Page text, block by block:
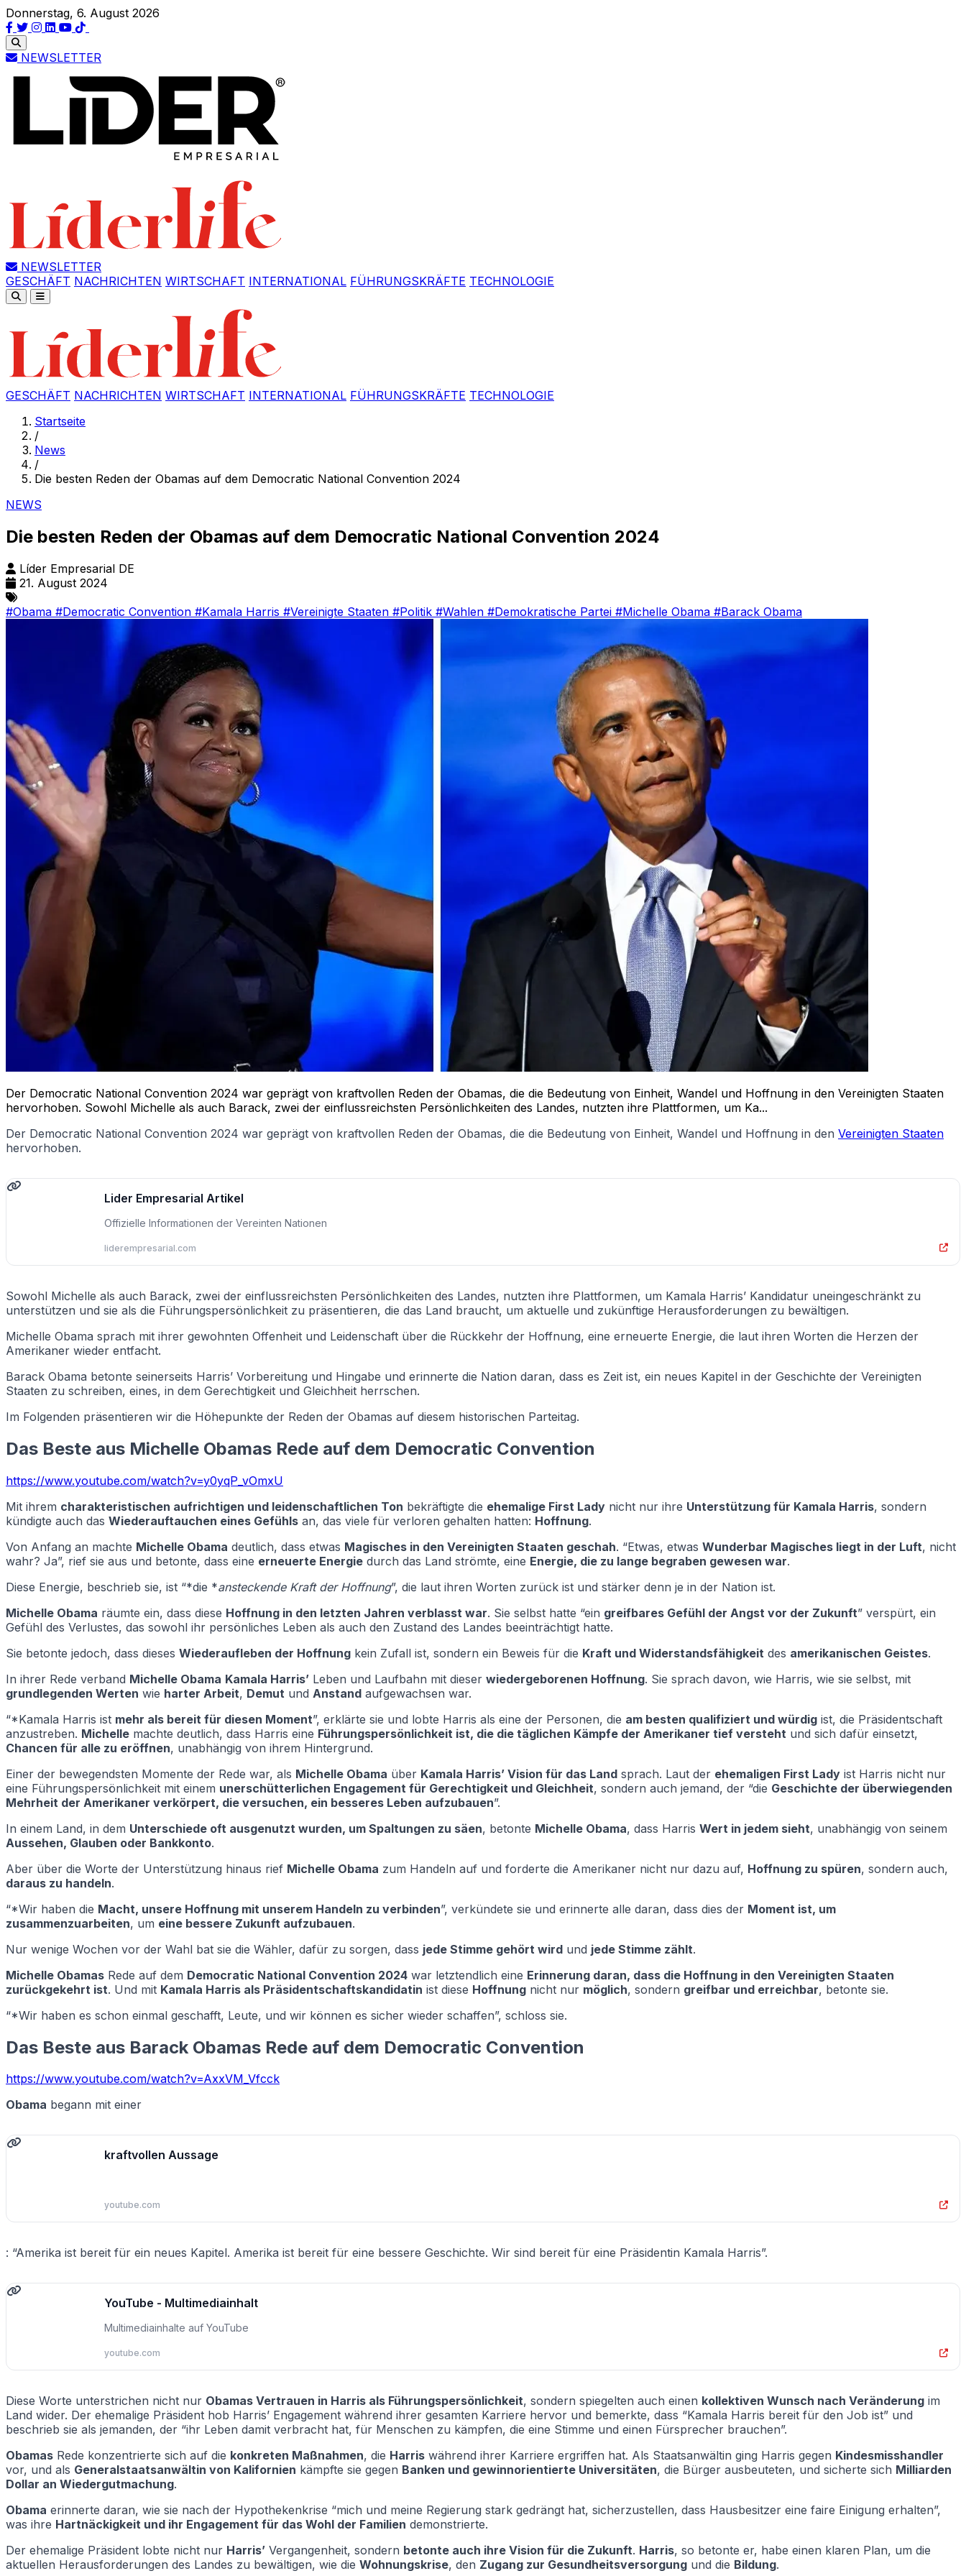
Donnerstag, 6. August 2026
NEWSLETTER
NEWSLETTER
GESCHÄFT NACHRICHTEN WIRTSCHAFT INTERNATIONAL FÜHRUNGSKRÄFTE TECHNOLOGIE
GESCHÄFT NACHRICHTEN WIRTSCHAFT INTERNATIONAL FÜHRUNGSKRÄFTE TECHNOLOGIE
Startseite
/
News
/
Die besten Reden der Obamas auf dem Democratic National Convention 2024
NEWS
Die besten Reden der Obamas auf dem Democratic National Convention 2024
Líder Empresarial DE
21. August 2024
#Obama #Democratic Convention #Kamala Harris #Vereinigte Staaten #Politik #Wahlen #Demokratische Partei #Michelle Obama #Barack Obama
Der Democratic National Convention 2024 war geprägt von kraftvollen Reden der Obamas, die die Bedeutung von Einheit, Wandel und Hoffnung in den Vereinigten Staaten
hervorhoben. Sowohl Michelle als auch Barack, zwei der einflussreichsten Persönlichkeiten des Landes, nutzten ihre Plattformen, um Ka...
Der Democratic National Convention 2024 war geprägt von kraftvollen Reden der Obamas, die die Bedeutung von Einheit, Wandel und Hoffnung in den Vereinigten Staaten
hervorhoben.
Lider Empresarial Artikel
Offizielle Informationen der Vereinten Nationen
liderempresarial.com
Sowohl Michelle als auch Barack, zwei der einflussreichsten Persönlichkeiten des Landes, nutzten ihre Plattformen, um Kamala Harris’ Kandidatur uneingeschränkt zu
unterstützen und sie als die Führungspersönlichkeit zu präsentieren, die das Land braucht, um aktuelle und zukünftige Herausforderungen zu bewältigen.
Michelle Obama sprach mit ihrer gewohnten Offenheit und Leidenschaft über die Rückkehr der Hoffnung, eine erneuerte Energie, die laut ihren Worten die Herzen der
Amerikaner wieder entfacht.
Barack Obama betonte seinerseits Harris’ Vorbereitung und Hingabe und erinnerte die Nation daran, dass es Zeit ist, ein neues Kapitel in der Geschichte der Vereinigten
Staaten zu schreiben, eines, in dem Gerechtigkeit und Gleichheit herrschen.
Im Folgenden präsentieren wir die Höhepunkte der Reden der Obamas auf diesem historischen Parteitag.
Das Beste aus Michelle Obamas Rede auf dem Democratic Convention
https://www.youtube.com/watch?v=y0yqP_vOmxU
Mit ihrem charakteristischen aufrichtigen und leidenschaftlichen Ton bekräftigte die ehemalige First Lady nicht nur ihre Unterstützung für Kamala Harris, sondern
kündigte auch das Wiederauftauchen eines Gefühls an, das viele für verloren gehalten hatten: Hoffnung.
Von Anfang an machte Michelle Obama deutlich, dass etwas Magisches in den Vereinigten Staaten geschah. “Etwas, etwas Wunderbar Magisches liegt in der Luft, nicht
wahr? Ja”, rief sie aus und betonte, dass eine erneuerte Energie durch das Land strömte, eine Energie, die zu lange begraben gewesen war.
Diese Energie, beschrieb sie, ist “*die *ansteckende Kraft der Hoffnung”, die laut ihren Worten zurück ist und stärker denn je in der Nation ist.
Michelle Obama räumte ein, dass diese Hoffnung in den letzten Jahren verblasst war. Sie selbst hatte “ein greifbares Gefühl der Angst vor der Zukunft” verspürt, ein
Gefühl des Verlustes, das sowohl ihr persönliches Leben als auch den Zustand des Landes beeinträchtigt hatte.
Sie betonte jedoch, dass dieses Wiederaufleben der Hoffnung kein Zufall ist, sondern ein Beweis für die Kraft und Widerstandsfähigkeit des amerikanischen Geistes.
In ihrer Rede verband Michelle Obama Kamala Harris’ Leben und Laufbahn mit dieser wiedergeborenen Hoffnung. Sie sprach davon, wie Harris, wie sie selbst, mit
grundlegenden Werten wie harter Arbeit, Demut und Anstand aufgewachsen war.
“*Kamala Harris ist mehr als bereit für diesen Moment”, erklärte sie und lobte Harris als eine der Personen, die am besten qualifiziert und würdig ist, die Präsidentschaft
anzustreben. Michelle machte deutlich, dass Harris eine Führungspersönlichkeit ist, die die täglichen Kämpfe der Amerikaner tief versteht und sich dafür einsetzt,
Chancen für alle zu eröffnen, unabhängig von ihrem Hintergrund.
Einer der bewegendsten Momente der Rede war, als Michelle Obama über Kamala Harris’ Vision für das Land sprach. Laut der ehemaligen First Lady ist Harris nicht nur
eine Führungspersönlichkeit mit einem unerschütterlichen Engagement für Gerechtigkeit und Gleichheit, sondern auch jemand, der “die Geschichte der überwiegenden
Mehrheit der Amerikaner verkörpert, die versuchen, ein besseres Leben aufzubauen”.
In einem Land, in dem Unterschiede oft ausgenutzt wurden, um Spaltungen zu säen, betonte Michelle Obama, dass Harris Wert in jedem sieht, unabhängig von seinem
Aussehen, Glauben oder Bankkonto.
Aber über die Worte der Unterstützung hinaus rief Michelle Obama zum Handeln auf und forderte die Amerikaner nicht nur dazu auf, Hoffnung zu spüren, sondern auch,
daraus zu handeln.
“*Wir haben die Macht, unsere Hoffnung mit unserem Handeln zu verbinden”, verkündete sie und erinnerte alle daran, dass dies der Moment ist, um
zusammenzuarbeiten, um eine bessere Zukunft aufzubauen.
Nur wenige Wochen vor der Wahl bat sie die Wähler, dafür zu sorgen, dass jede Stimme gehört wird und jede Stimme zählt.
Michelle Obamas Rede auf dem Democratic National Convention 2024 war letztendlich eine Erinnerung daran, dass die Hoffnung in den Vereinigten Staaten
zurückgekehrt ist. Und mit Kamala Harris als Präsidentschaftskandidatin ist diese Hoffnung nicht nur möglich, sondern greifbar und erreichbar, betonte sie.
“*Wir haben es schon einmal geschafft, Leute, und wir können es sicher wieder schaffen”, schloss sie.
Das Beste aus Barack Obamas Rede auf dem Democratic Convention
https://www.youtube.com/watch?v=AxxVM_Vfcck
Obama begann mit einer
kraftvollen Aussage
youtube.com
: “Amerika ist bereit für ein neues Kapitel. Amerika ist bereit für eine bessere Geschichte. Wir sind bereit für eine Präsidentin Kamala Harris”.
YouTube - Multimediainhalt
Multimediainhalte auf YouTube
youtube.com
Diese Worte unterstrichen nicht nur Obamas Vertrauen in Harris als Führungspersönlichkeit, sondern spiegelten auch einen kollektiven Wunsch nach Veränderung im
Land wider. Der ehemalige Präsident hob Harris’ Engagement während ihrer gesamten Karriere hervor und bemerkte, dass “Kamala Harris bereit für den Job ist” und
beschrieb sie als jemanden, der “ihr Leben damit verbracht hat, für Menschen zu kämpfen, die eine Stimme und einen Fürsprecher brauchen”.
Obamas Rede konzentrierte sich auf die konkreten Maßnahmen, die Harris während ihrer Karriere ergriffen hat. Als Staatsanwältin ging Harris gegen Kindesmisshandler
vor, und als Generalstaatsanwältin von Kalifornien kämpfte sie gegen Banken und gewinnorientierte Universitäten, die Bürger ausbeuteten, und sicherte sich Milliarden
Dollar an Wiedergutmachung.
Obama erinnerte daran, wie sie nach der Hypothekenkrise “mich und meine Regierung stark gedrängt hat, sicherzustellen, dass Hausbesitzer eine faire Einigung erhalten”,
was ihre Hartnäckigkeit und ihr Engagement für das Wohl der Familien demonstrierte.
Der ehemalige Präsident lobte nicht nur Harris’ Vergangenheit, sondern betonte auch ihre Vision für die Zukunft. Harris, so betonte er, habe einen klaren Plan, um die
aktuellen Herausforderungen des Landes zu bewältigen, wie die Wohnungskrise, den Zugang zur Gesundheitsversorgung und die Bildung.